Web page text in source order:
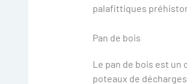
palafittiques
Pan de bois
Le pan de bois est un
poteaux de